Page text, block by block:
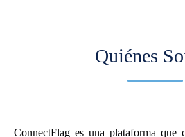
Quiénes
ConnectFlag es una plataforma que